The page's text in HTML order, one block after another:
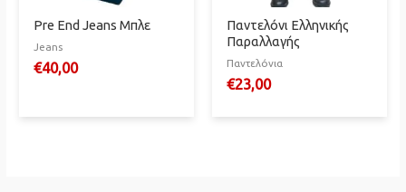
Pre End Jeans Μπλε
Jeans
€40,00
Παντελόνι Ελληνικής
Παραλλαγής
Παντελόνια
€23,00